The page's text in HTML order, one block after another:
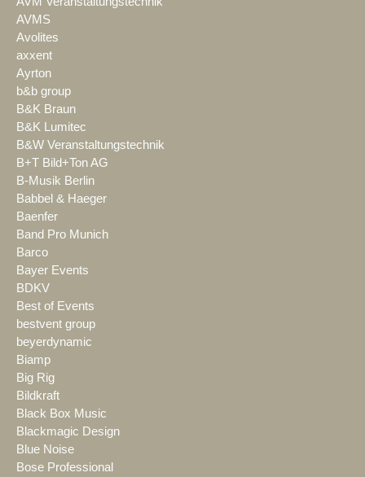
AVMS
Avolites
axxent
Ayrton
b&b group
B&K Braun
B&K Lumitec
B&W Veranstaltungstechnik
B+T Bild+Ton AG
B-Musik Berlin
Babbel & Haeger
Baenfer
Band Pro Munich
Barco
Bayer Events
BDKV
Best of Events
bestvent group
beyerdynamic
Biamp
Big Rig
Bildkraft
Black Box Music
Blackmagic Design
Blue Noise
Bose Professional